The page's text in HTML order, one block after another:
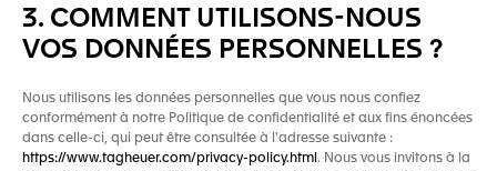
3. COMMENT UTILISONS-NOUS
VOS DONNÉES PERSONNELLES ?
Nous utilisons les données personnelles que vous nous confiez
conformément à notre Politique de confidentialité et aux fins énoncées
dans celle-ci, qui peut être consultée à l'adresse suivante :
https://www.tagheuer.com/privacy-policy.html . Nous vous invitons à la